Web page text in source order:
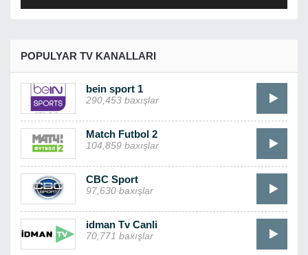
POPULYAR TV KANALLARI
bein sport 1
290,453 baxışlar
Match Futbol 2
104,859 baxışlar
CBC Sport
97,630 baxışlar
idman Tv Canli
70,771 baxışlar